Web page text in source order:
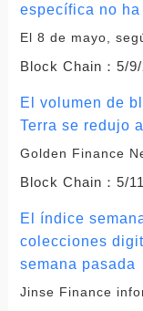
específica no
El 8 de mayo,
Block Chain： 5/
El volumen de
Terra se redujo
Golden Finance
Block Chain： 5/
El índice
colecciones
semana pasada
Jinse Finance